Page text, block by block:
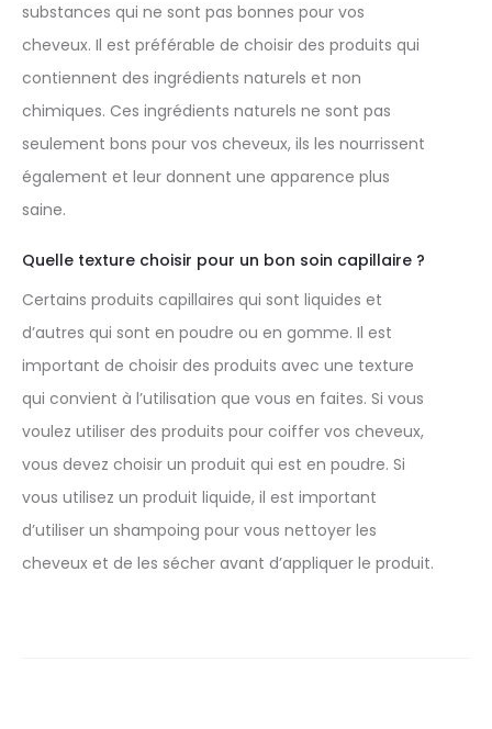
substances qui ne sont pas bonnes pour vos
cheveux. Il est préférable de choisir des produits qui
contiennent des ingrédients naturels et non
chimiques. Ces ingrédients naturels ne sont pas
seulement bons pour vos cheveux, ils les nourrissent
également et leur donnent une apparence plus
saine.
Quelle texture choisir pour un bon soin capillaire ?
Certains produits capillaires qui sont liquides et
d’autres qui sont en poudre ou en gomme. Il est
important de choisir des produits avec une texture
qui convient à l’utilisation que vous en faites. Si vous
voulez utiliser des produits pour coiffer vos cheveux,
vous devez choisir un produit qui est en poudre. Si
vous utilisez un produit liquide, il est important
d’utiliser un shampoing pour vous nettoyer les
cheveux et de les sécher avant d’appliquer le produit.